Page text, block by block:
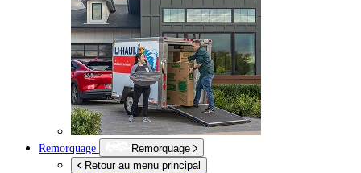
Remorquage
Remorquage
Retour au menu principal